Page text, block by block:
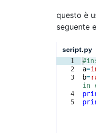
questo è
seguente
script.py
1
2
3
4
5
a=
b=
in